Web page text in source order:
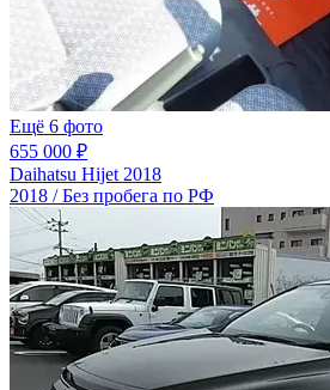
Ещё 6 фото
655 000 ₽
Daihatsu Hijet 2018
2018 / Без пробега по РФ